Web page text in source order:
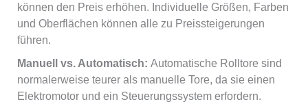
können den Preis erhöhen. Individuelle Größen, Farben
und Oberflächen können alle zu Preissteigerungen
führen.
Manuell vs. Automatisch: Automatische Rolltore sind
normalerweise teurer als manuelle Tore, da sie einen
Elektromotor und ein Steuerungssystem erfordern.